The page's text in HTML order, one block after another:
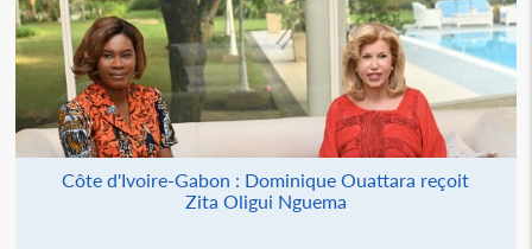
Côte d'Ivoire-Gabon : Dominique Ouattara reçoit
Zita Oligui Nguema